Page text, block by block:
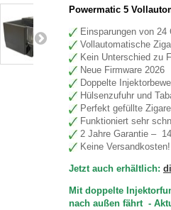
Powermatic 5
Einsparungen von 24
Vollautomatische
Kein Unterschied zu
Neue Firmware 2026
Doppelte
Hülsenzufuhr und
Perfekt gefüllte
Funktioniert sehr
2 Jahre Garantie –
Keine Versandkosten!
Jetzt auch erhältlich:
Mit doppelte
nach außen fährt -